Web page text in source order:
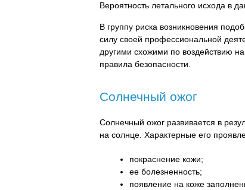
Вероятность летального исхода в
В группу риска возникновения
силу своей профессиональной
другими схожими по воздействию
правила безопасности.
Солнечный ожог
Солнечный ожог развивается в
на солнце. Характерные его
покраснение кожи;
ее болезненность;
появление на коже